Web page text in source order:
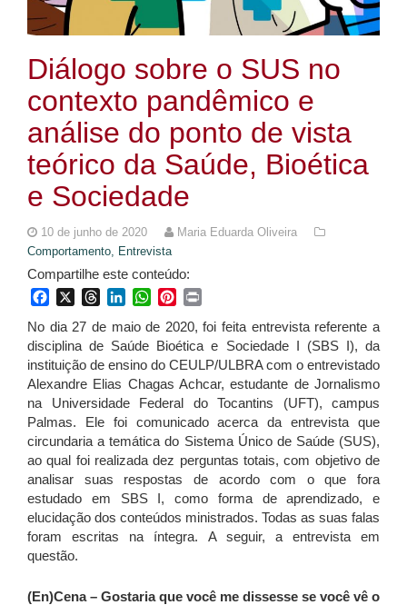
Diálogo sobre o SUS no
contexto pandêmico e
análise do ponto de vista
teórico da Saúde, Bioética
e Sociedade
10 de junho de 2020
Maria Eduarda Oliveira
Comportamento, Entrevista
Compartilhe este conteúdo:
FacebookThreadsLinkedInWhatsApp
Pinterest
No dia 27 de maio de 2020, foi feita entrevista referente a
disciplina de Saúde Bioética e Sociedade I (SBS I), da
instituição de ensino do CEULP/ULBRA com o entrevistado
Alexandre Elias Chagas Achcar, estudante de Jornalismo
na Universidade Federal do Tocantins (UFT), campus
Palmas. Ele foi comunicado acerca da entrevista que
circundaria a temática do Sistema Único de Saúde (SUS),
ao qual foi realizada dez perguntas totais, com objetivo de
analisar suas respostas de acordo com o que fora
estudado em SBS I, como forma de aprendizado, e
elucidação dos conteúdos ministrados. Todas as suas falas
foram escritas na íntegra. A seguir, a entrevista em
questão.
(En)Cena – Gostaria que você me dissesse se você vê o